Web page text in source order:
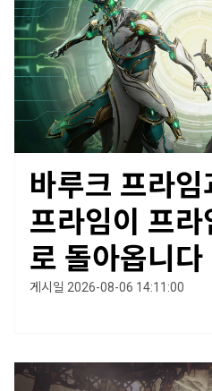
바루크 프라
프라임이 프
로 돌아옵니다
게시일 2026-08-06 14:11:00